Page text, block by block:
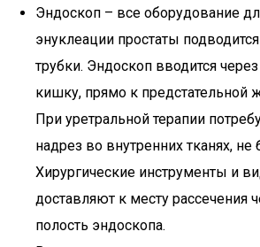
Эндоскоп – все оборудование
энуклеации простаты
трубки. Эндоскоп вводится
кишку, прямо к предстательной
При уретральной терапии
надрез во внутренних тканях, не
Хирургические инструменты и
доставляют к месту рассечения
полость эндоскопа.